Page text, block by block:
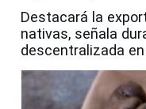
Destacará la
nativas, señala
descentralizada